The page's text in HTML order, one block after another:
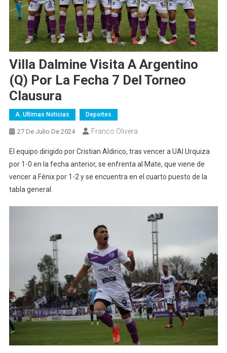
Villa Dalmine Visita A Argentino
(Q) Por La Fecha 7 Del Torneo
Clausura
A. Ultimas Noticias Deportes
27 De Julio De 2024 Franco Olivera
El equipo dirigido por Cristian Aldirico, tras vencer a UAI Urquiza
por 1-0 en la fecha anterior, se enfrenta al Mate, que viene de
vencer a Fénix por 1-2 y se encuentra en el cuarto puesto de la
tabla general.